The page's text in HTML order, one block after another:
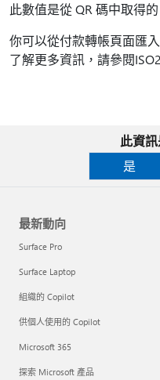
此數值是從 QR 碼中取得的
你可以從付款轉帳頁面匯
了解更多資訊，請參閱
此資
是
最新動向
Surface Pro
Surface Laptop
組織的 Copilot
供個人使用的 Copilot
Microsoft 365
探索 Microsoft 產品